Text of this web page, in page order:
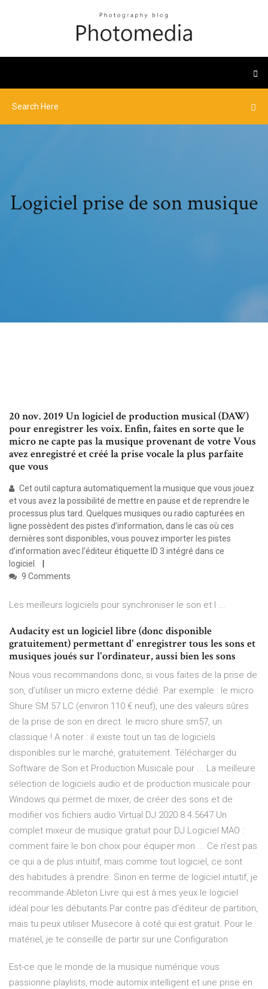
Logiciel prise de son musique
20 nov. 2019 Un logiciel de production musical (DAW)
pour enregistrer les voix. Enfin, faites en sorte que le
micro ne capte pas la musique provenant de votre Vous
avez enregistré et créé la prise vocale la plus parfaite
que vous
Cet outil captura automatiquement la musique que vous jouez
et vous avez la possibilité de mettre en pause et de reprendre le
processus plus tard. Quelques musiques ou radio capturées en
ligne possèdent des pistes d’information, dans le cas où ces
dernières sont disponibles, vous pouvez importer les pistes
d’information avec l’éditeur étiquette ID 3 intégré dans ce
logiciel.
9 Comments
Les meilleurs logiciels pour synchroniser le son et l ...
Audacity est un logiciel libre (donc disponible
gratuitement) permettant d' enregistrer tous les sons et
musiques joués sur l'ordinateur, aussi bien les sons
Nous vous recommandons donc, si vous faites de la prise de
son, d’utiliser un micro externe dédié. Par exemple : le micro
Shure SM 57 LC (environ 110 € neuf), une des valeurs sûres
de la prise de son en direct. le micro shure sm57, un
classique ! A noter : il existe tout un tas de logiciels
disponibles sur le marché, gratuitement. Télécharger du
Software de Son et Production Musicale pour ... La meilleure
sélection de logiciels audio et de production musicale pour
Windows qui permet de mixer, de créer des sons et de
modifier vos fichiers audio Virtual DJ 2020 8.4.5647 Un
complet mixeur de musique gratuit pour DJ Logiciel MAO :
comment faire le bon choix pour équiper mon ... Ce n’est pas
ce qui a de plus intuitif, mais comme tout logiciel, ce sont
des habitudes à prendre. Sinon en terme de logiciel intuitif, je
recommande Ableton Livre qui est à mes yeux le logiciel
idéal pour les débutants.Par contre pas d’éditeur de partition,
mais tu peux utiliser Musecore à coté qui est gratuit. Pour le
matériel, je te conseille de partir sur une Configuration
Est-ce que le monde de la musique numérique vous
passionne playlists, mode automix intelligent et une prise en